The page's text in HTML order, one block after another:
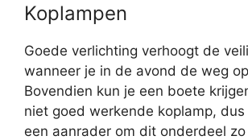
Koplampen
Goede verlichting verhoogt de
wanneer je in de avond de weg
Bovendien kun je een boete
niet goed werkende koplamp,
een aanrader om dit onderdeel